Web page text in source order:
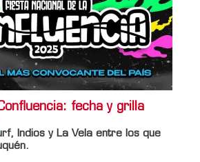
fecha y grilla
Indios y La Vela entre los que